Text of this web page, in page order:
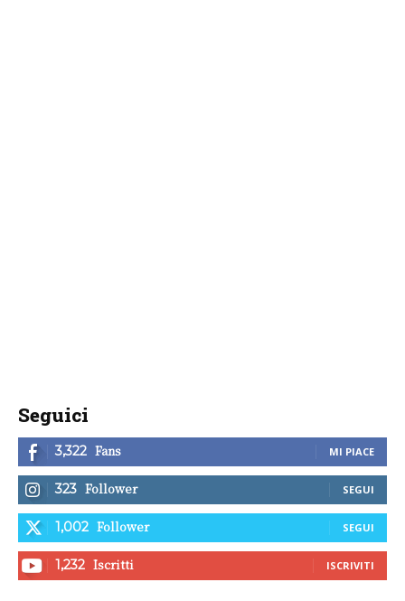
Seguici
3,322 Fans MI PIACE
323 Follower SEGUI
1,002 Follower SEGUI
1,232 Iscritti ISCRIVITI